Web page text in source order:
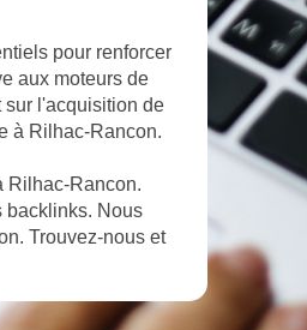
pour renforcer
aux moteurs de
sur l'acquisition de
à Rilhac-Rancon.
Rilhac-Rancon.
backlinks. Nous
Trouvez-nous et